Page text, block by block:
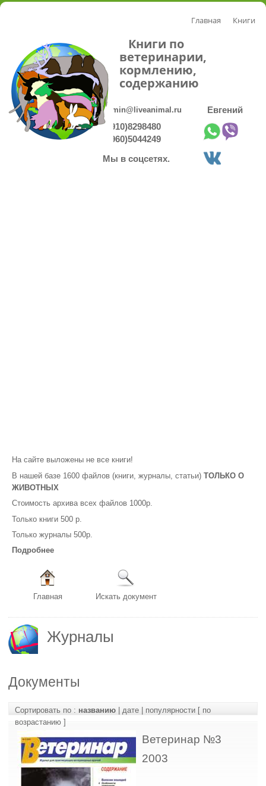
Главная Книги
Книги по
ветеринарии,
кормлению,
содержанию
admin@liveanimal.ru
Евгений
8(910)8298480
8(960)5044249
Мы в соцсетях.
На сайте выложены не все книги!
В нашей базе 1600 файлов (книги, журналы, статьи) ТОЛЬКО О
ЖИВОТНЫХ
Стоимость архива всех файлов 1000р.
Только книги 500 р.
Только журналы 500р.
Подробнее
Главная Искать документ
Журналы
Документы
Сортировать по : названию | дате | популярности [ по
возрастанию ]
Ветеринар №3
2003